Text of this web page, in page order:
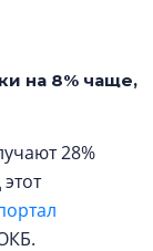
на 8% чаще,
28%